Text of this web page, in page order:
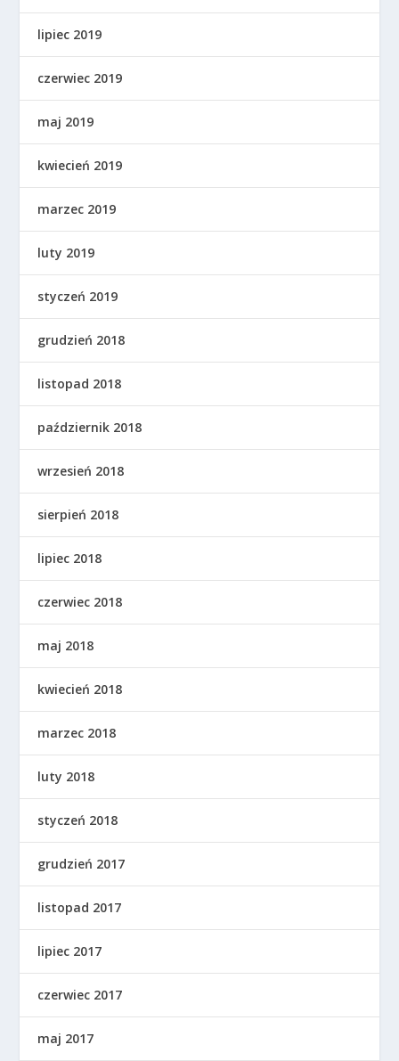
lipiec 2019
czerwiec 2019
maj 2019
kwiecień 2019
marzec 2019
luty 2019
styczeń 2019
grudzień 2018
listopad 2018
październik 2018
wrzesień 2018
sierpień 2018
lipiec 2018
czerwiec 2018
maj 2018
kwiecień 2018
marzec 2018
luty 2018
styczeń 2018
grudzień 2017
listopad 2017
lipiec 2017
czerwiec 2017
maj 2017